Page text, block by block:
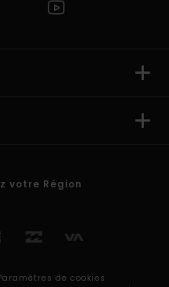
votre Région
de cookies